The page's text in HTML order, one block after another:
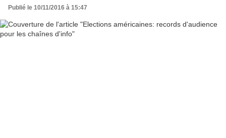
Publié le 10/11/2016 à 15:47